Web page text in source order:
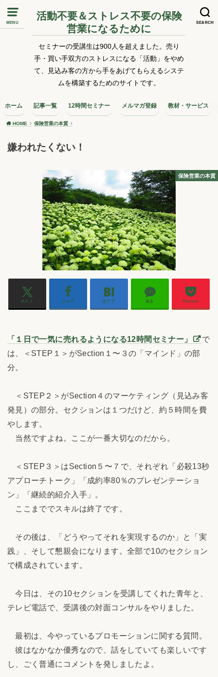
MENU SEARCH
活動不要＆ストレス不要の保険
営業になるために
セミナーの受講生は900人を超えました。売り
手・買い手双方のストレスになる「活動」をやめ
て、見込み客の方から手をあげてもらえるシステ
ムを構築するためのサイトです。
ホーム 記事一覧 12時間セミナー メルマガ登録 教材・サービス
HOME 保険営業の本質
嫌われたくない！
保険営業の本質
ポスト シェア はてブ 送る Pocket
「１日で一気に売れるようになる12時間セミナー」
で
は、＜STEP１＞がSection１〜３の「マインド」の部
分。
＜STEP２＞がSection４のマーケティング（見込み客
発見）の部分。セクションは１つだけど、約５時間を費
やします。
当然ですよね。ここが一番大切なのだから。
＜STEP３＞はSection５〜７で、それぞれ「必殺13秒
アプローチトーク」「成約率80％のプレゼンテーショ
ン」「継続的紹介入手」。
ここまででスキルは終了です。
その後は、「どうやってそれを実現するのか」と「実
践」、そして懇親会になります。全部で10のセクション
で構成されています。
今日は、その10セクションを受講してくれた青年と、
テレビ電話で、受講後の対面コンサルをやりました。
最初は、今やっているプロモーションに関する質問。
彼はなかなか優秀なので、話をしていても楽しいです
し、ごく普通にコメントを発しましたよ。